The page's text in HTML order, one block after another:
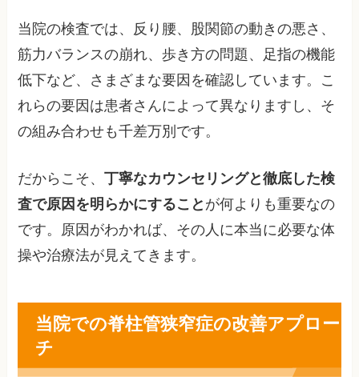
当院の検査では、反り腰、股関節の動きの悪さ、
筋力バランスの崩れ、歩き方の問題、足指の機能
低下など、さまざまな要因を確認しています。こ
れらの要因は患者さんによって異なりますし、そ
の組み合わせも千差万別です。
だからこそ、丁寧なカウンセリングと徹底した検
査で原因を明らかにすること が何よりも重要なの
です。原因がわかれば、その人に本当に必要な体
操や治療法が見えてきます。
当院での脊柱管狭窄症の改善アプロー
チ